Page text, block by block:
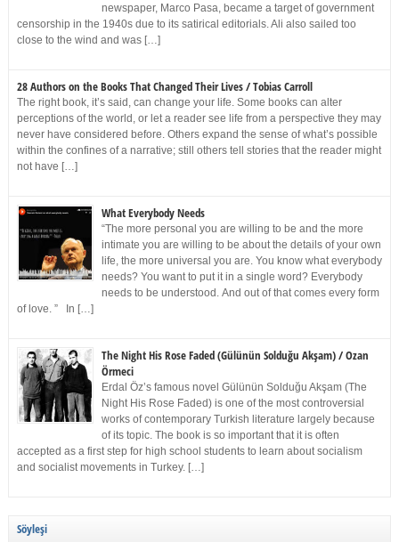
newspaper, Marco Pasa, became a target of government
censorship in the 1940s due to its satirical editorials. Ali also sailed too
close to the wind and was […]
28 Authors on the Books That Changed Their Lives / Tobias Carroll
The right book, it’s said, can change your life. Some books can alter
perceptions of the world, or let a reader see life from a perspective they may
never have considered before. Others expand the sense of what’s possible
within the confines of a narrative; still others tell stories that the reader might
not have […]
What Everybody Needs
“The more personal you are willing to be and the more
intimate you are willing to be about the details of your own
life, the more universal you are. You know what everybody
needs? You want to put it in a single word? Everybody
needs to be understood. And out of that comes every form
of love. ” In […]
The Night His Rose Faded (Gülünün Solduğu Akşam) / Ozan
Örmeci
Erdal Öz’s famous novel Gülünün Solduğu Akşam (The
Night His Rose Faded) is one of the most controversial
works of contemporary Turkish literature largely because
of its topic. The book is so important that it is often
accepted as a first step for high school students to learn about socialism
and socialist movements in Turkey. […]
Söyleşi